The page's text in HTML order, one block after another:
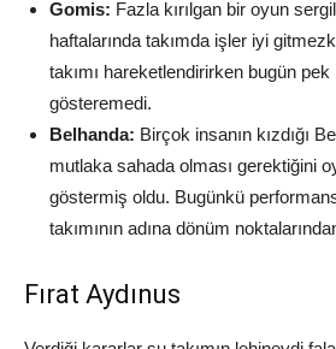
Gomis: Fazla kırılgan bir oyun
haftalarında takımda işler iyi
takımı hareketlendirirken bugün
gösteremedi.
Belhanda: Birçok insanın kızdığı
mutlaka sahada olması gerektiğini
göstermiş oldu. Bugünkü
takımının adına dönüm
Fırat Aydınus